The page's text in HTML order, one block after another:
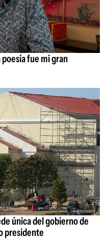
fue mi gran
única del gobierno de
presidente